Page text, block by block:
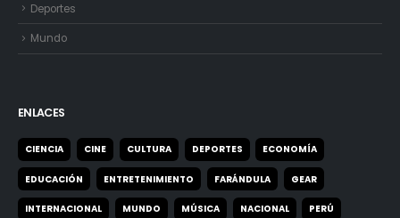
Deportes
Mundo
ENLACES
CIENCIA CINE CULTURA DEPORTES ECONOMÍA
EDUCACIÓN ENTRETENIMIENTO FARÁNDULA GEAR
INTERNACIONAL MUNDO MÚSICA NACIONAL PERÚ